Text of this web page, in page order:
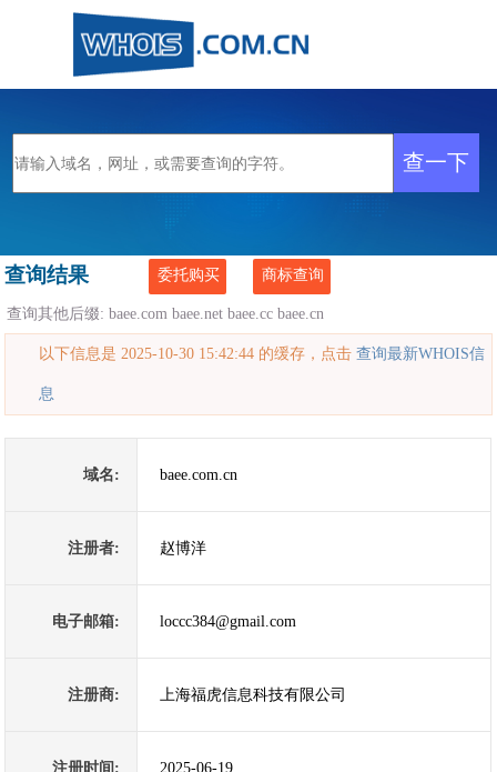
查询结果 委托购买 商标查询
查询其他后缀:baee.com baee.net baee.cc baee.cn
以下信息是 2025-10-30 15:42:44 的缓存，点击查询最新WHOIS信
息
域名: baee.com.cn
注册者: 赵博洋
电子邮箱: loccc384@gmail.com
注册商: 上海福虎信息科技有限公司
注册时间: 2025-06-19